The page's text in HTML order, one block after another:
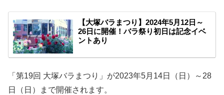
【大塚バラまつり】2024年5月12日～
26日に開催！バラ祭り初日は記念イベ
ントあり
「第19回 大塚バラまつり」が2023年5月14日（日）～28
日（日）まで開催されます。